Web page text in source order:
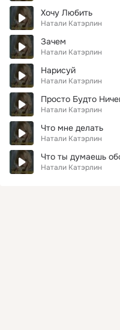
Хочу Любить
Натали Катэрлин
Зачем
Натали Катэрлин
Нарисуй
Натали Катэрлин
Просто Будто
Натали Катэрлин
Что мне делать
Натали Катэрлин
Что ты думаешь
Натали Катэрлин